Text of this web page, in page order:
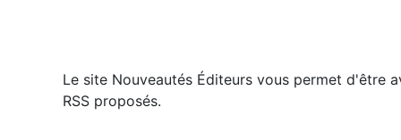
Le site Nouveautés Éditeurs vous permet d'être
RSS proposés.